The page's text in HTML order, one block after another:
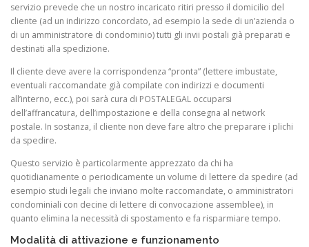
servizio prevede che un nostro incaricato ritiri presso il domicilio del
cliente (ad un indirizzo concordato, ad esempio la sede di un’azienda o
di un amministratore di condominio) tutti gli invii postali già preparati e
destinati alla spedizione.
Il cliente deve avere la corrispondenza “pronta” (lettere imbustate,
eventuali raccomandate già compilate con indirizzi e documenti
all’interno, ecc.), poi sarà cura di POSTALEGAL occuparsi
dell’affrancatura, dell’impostazione e della consegna al network
postale. In sostanza, il cliente non deve fare altro che preparare i plichi
da spedire.
Questo servizio è particolarmente apprezzato da chi ha
quotidianamente o periodicamente un volume di lettere da spedire (ad
esempio studi legali che inviano molte raccomandate, o amministratori
condominiali con decine di lettere di convocazione assemblee), in
quanto elimina la necessità di spostamento e fa risparmiare tempo.
Modalità di attivazione e funzionamento